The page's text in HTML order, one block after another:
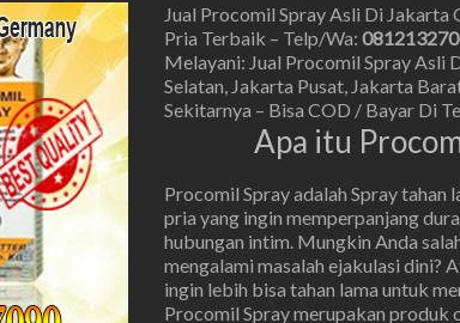
Jual Procomil Spray Asli Di Jakarta
Pria Terbaik – Telp/Wa:
Melayani: Jual Procomil Spray Asli
Selatan, Jakarta Pusat, Jakarta
Sekitarnya – Bisa COD / Bayar Di
Apa itu
Procomil Spray adalah Spray tahan
pria yang ingin memperpanjang
hubungan intim. Mungkin Anda
mengalami masalah ejakulasi dini?
ingin lebih bisa tahan lama untuk
Procomil Spray merupakan produk